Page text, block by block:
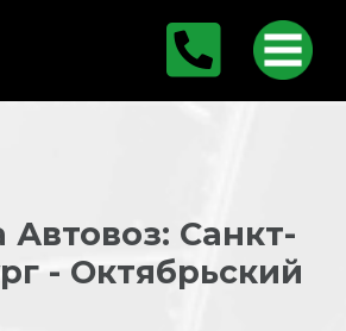
Автовоз: Санкт-
- Октябрьский